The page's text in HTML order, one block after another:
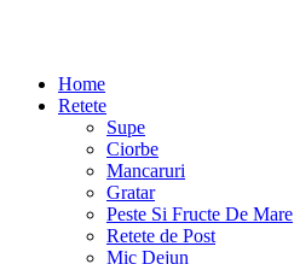
Home
Retete
Supe
Ciorbe
Mancaruri
Gratar
Peste Si Fructe De Mare
Retete de Post
Mic Dejun